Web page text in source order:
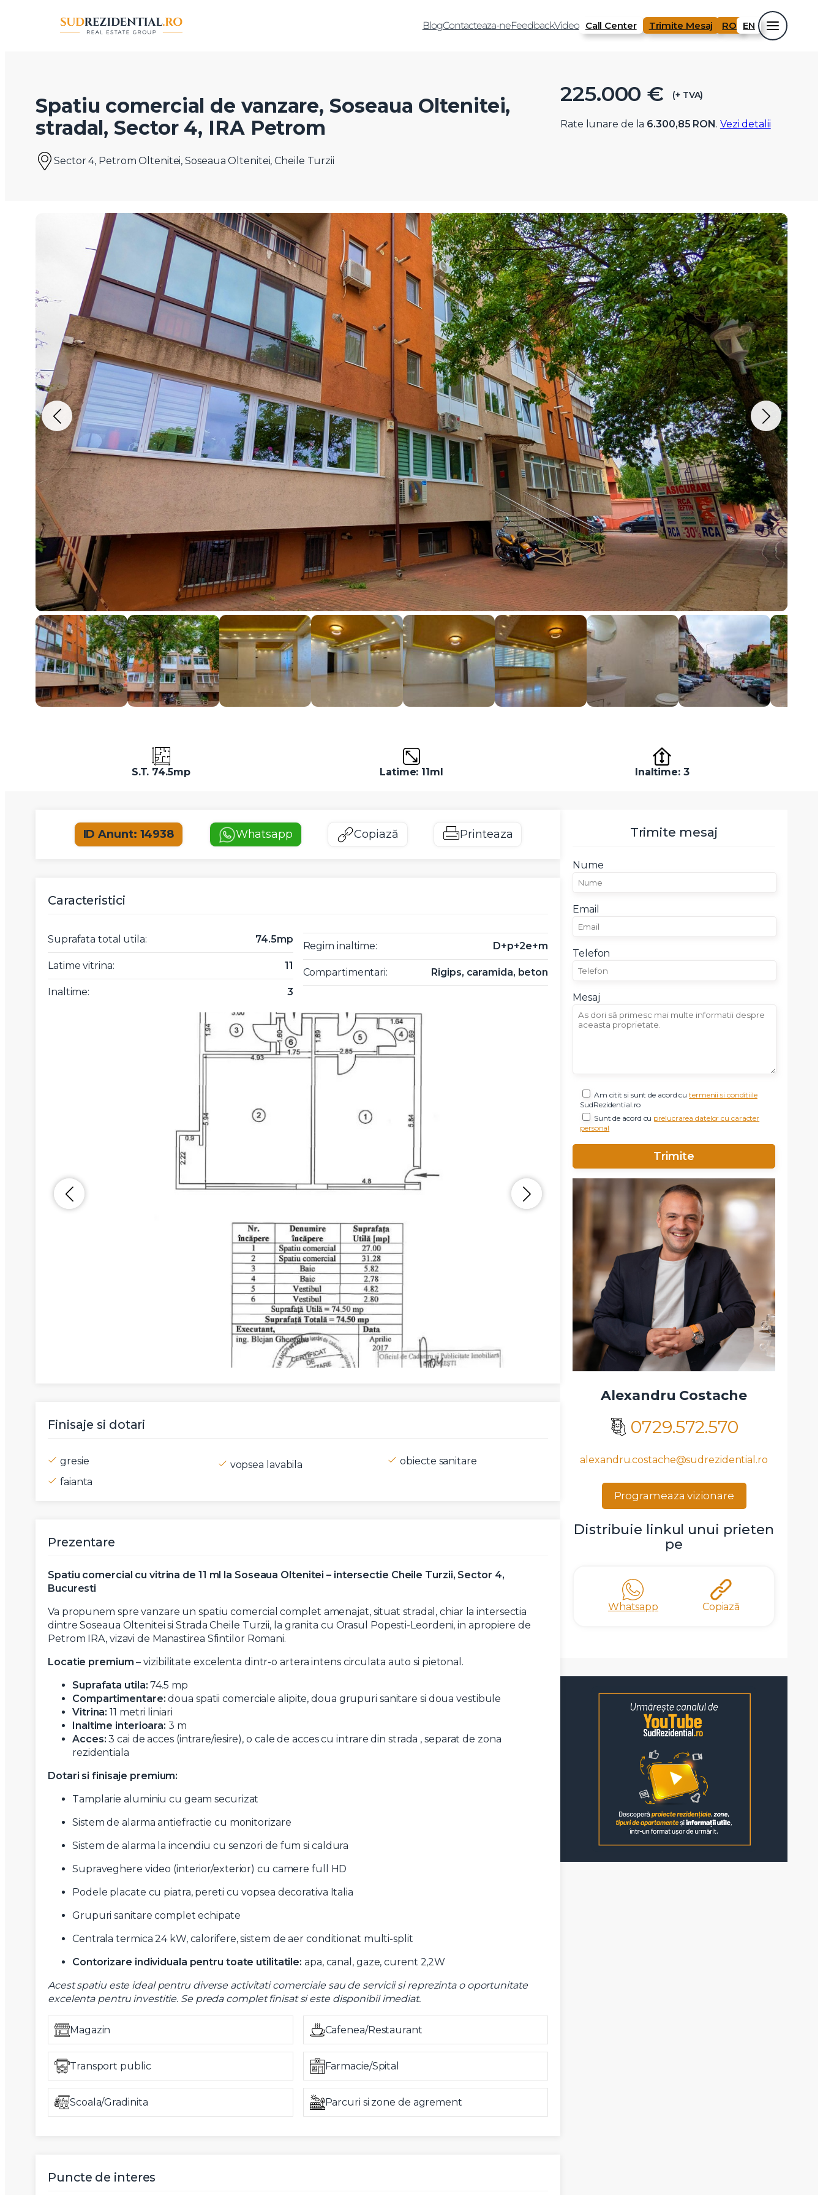
BlogContacteaza-neFeedbackVideo Call Center Trimite Mesaj RO EN
Spatiu comercial de vanzare, Soseaua Oltenitei,
stradal, Sector 4, IRA Petrom
Sector 4, Petrom Oltenitei, Soseaua Oltenitei, Cheile Turzii
225.000 € (+ TVA)
Rate lunare de la 6.300,85 RON. Vezi detalii
S.T. 74.5mp Latime: 11ml Inaltime: 3
ID Anunt: 14938 Whatsapp Copiază Printeaza
Caracteristici
Suprafata total utila: 74.5mp
Latime vitrina: 11
Inaltime: 3
Regim inaltime: D+p+2e+m
Compartimentari: Rigips, caramida, beton
Finisaje si dotari
gresie
faianta
vopsea lavabila obiecte sanitare
Prezentare
Spatiu comercial cu vitrina de 11 ml la Soseaua Oltenitei – intersectie Cheile Turzii, Sector 4,
Bucuresti
Va propunem spre vanzare un spatiu comercial complet amenajat, situat stradal, chiar la intersectia
dintre Soseaua Oltenitei si Strada Cheile Turzii, la granita cu Orasul Popesti-Leordeni, in apropiere de
Petrom IRA, vizavi de Manastirea Sfintilor Romani.
Locatie premium – vizibilitate excelenta dintr-o artera intens circulata auto si pietonal.
Suprafata utila: 74.5 mp
Compartimentare: doua spatii comerciale alipite, doua grupuri sanitare si doua vestibule
Vitrina: 11 metri liniari
Inaltime interioara: 3 m
Acces: 3 cai de acces (intrare/iesire), o cale de acces cu intrare din strada , separat de zona
rezidentiala
Dotari si finisaje premium:
Tamplarie aluminiu cu geam securizat
Sistem de alarma antiefractie cu monitorizare
Sistem de alarma la incendiu cu senzori de fum si caldura
Supraveghere video (interior/exterior) cu camere full HD
Podele placate cu piatra, pereti cu vopsea decorativa Italia
Grupuri sanitare complet echipate
Centrala termica 24 kW, calorifere, sistem de aer conditionat multi-split
Contorizare individuala pentru toate utilitatile: apa, canal, gaze, curent 2,2W
Acest spatiu este ideal pentru diverse activitati comerciale sau de servicii si reprezinta o oportunitate
excelenta pentru investitie. Se preda complet finisat si este disponibil imediat.
Magazin
Transport public
Scoala/Gradinita
Cafenea/Restaurant
Farmacie/Spital
Parcuri si zone de agrement
Puncte de interes
Trimite mesaj
Nume
Email
Telefon
Mesaj
Am citit si sunt de acord cutermenii si conditiile
SudRezidential.ro
Sunt de acord cu prelucrarea datelor cu caracter
personal
Alexandru Costache
0729.572.570
alexandru.costache@sudrezidential.ro
Programeaza vizionare
Distribuie linkul unui prieten
pe
Whatsapp Copiază
Vreau sa fiu contactat
Nume
Telefon
Email